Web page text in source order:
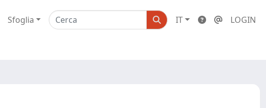
Sfoglia IT LOGIN